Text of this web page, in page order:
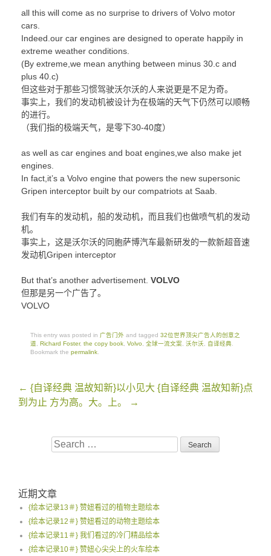
all this will come as no surprise to drivers of Volvo motor
cars.
Indeed.our car engines are designed to operate happily in
extreme weather conditions.
(By extreme,we mean anything between minus 30.c and
plus 40.c)
但这些对于那些习惯驾驶沃尔沃的人来说更是不足为奇。
事实上，我们的发动机被设计为在极端的天气下仍然可以顺畅
的进行。
（我们指的极端天气，是零下30-40度）
as well as car engines and boat engines,we also make jet
engines.
In fact,it’s a Volvo engine that powers the new supersonic
Gripen interceptor built by our compatriots at Saab.
我们有车的发动机，船的发动机，而且我们也做喷气机的发动
机。
事实上，这是沃尔沃的同胞萨博汽车最新研发的一款新超音速
发动机Gripen interceptor
But that’s another advertisement. VOLVO
但那是另一个广告了。
VOLVO
This entry was posted in 广告门外 and tagged 32位世界顶尖广告人的创意之
道
Richard Foster, the copy book Volvo 全球一流文案 沃尔沃 自译经典
Bookmark the permalink
navigation
← {自译经典 温故知新}以小见大 {自译经典 温故知新}点
到为止 方为高。大。上。
→
Search
近期文章
{绘本记录13＃} 赞妞看过的植物主题绘本
{绘本记录12＃} 赞妞看过的动物主题绘本
{绘本记录11＃} 我们看过的冷门精品绘本
{绘本记录10＃} 赞妞心尖尖上的火车绘本